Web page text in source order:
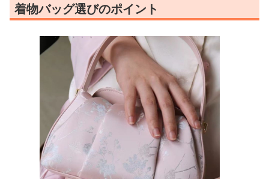
着物バッグ選びのポイント